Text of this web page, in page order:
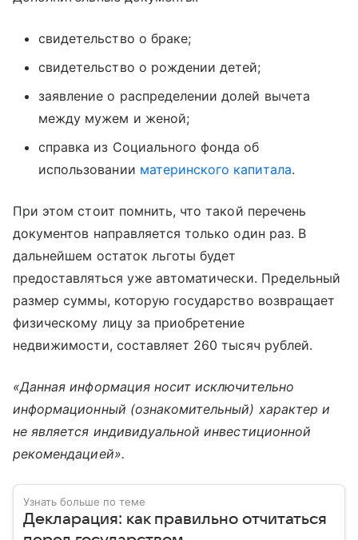
свидетельство о браке;
свидетельство о рождении детей;
заявление о распределении долей вычета
между мужем и женой;
справка из Социального фонда об
использовании материнского капитала.
При этом стоит помнить, что такой перечень
документов направляется только один раз. В
дальнейшем остаток льготы будет
предоставляться уже автоматически. Предельный
размер суммы, которую государство возвращает
физическому лицу за приобретение
недвижимости, составляет 260 тысяч рублей.
«Данная информация носит исключительно
информационный (ознакомительный) характер и
не является индивидуальной инвестиционной
рекомендацией».
Узнать больше по теме
Декларация: как правильно отчитаться